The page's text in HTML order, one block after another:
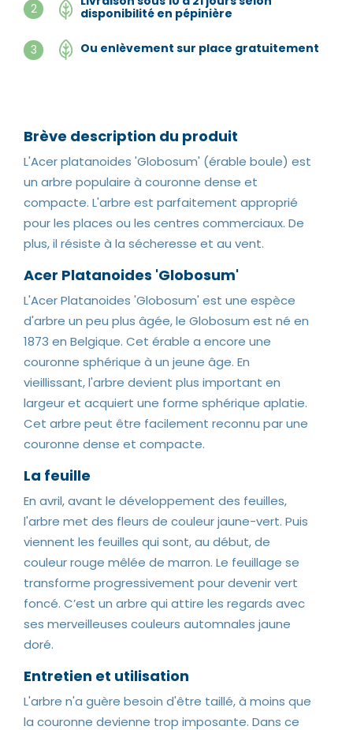
2
disponibilité en pépinière
3 Ou enlèvement sur place gratuitement
Brève description du produit
L'Acer platanoides 'Globosum' (érable boule) est
un arbre populaire à couronne dense et
compacte. L'arbre est parfaitement approprié
pour les places ou les centres commerciaux. De
plus, il résiste à la sécheresse et au vent.
Acer Platanoides 'Globosum'
L'Acer Platanoides 'Globosum' est une espèce
d'arbre un peu plus âgée, le Globosum est né en
1873 en Belgique. Cet érable a encore une
couronne sphérique à un jeune âge. En
vieillissant, l'arbre devient plus important en
largeur et acquiert une forme sphérique aplatie.
Cet arbre peut être facilement reconnu par une
couronne dense et compacte.
La feuille
En avril, avant le développement des feuilles,
l'arbre met des fleurs de couleur jaune-vert. Puis
viennent les feuilles qui sont, au début, de
couleur rouge mêlée de marron. Le feuillage se
transforme progressivement pour devenir vert
foncé. C’est un arbre qui attire les regards avec
ses merveilleuses couleurs automnales jaune
doré.
Entretien et utilisation
L'arbre n'a guère besoin d'être taillé, à moins que
la couronne devienne trop imposante. Dans ce